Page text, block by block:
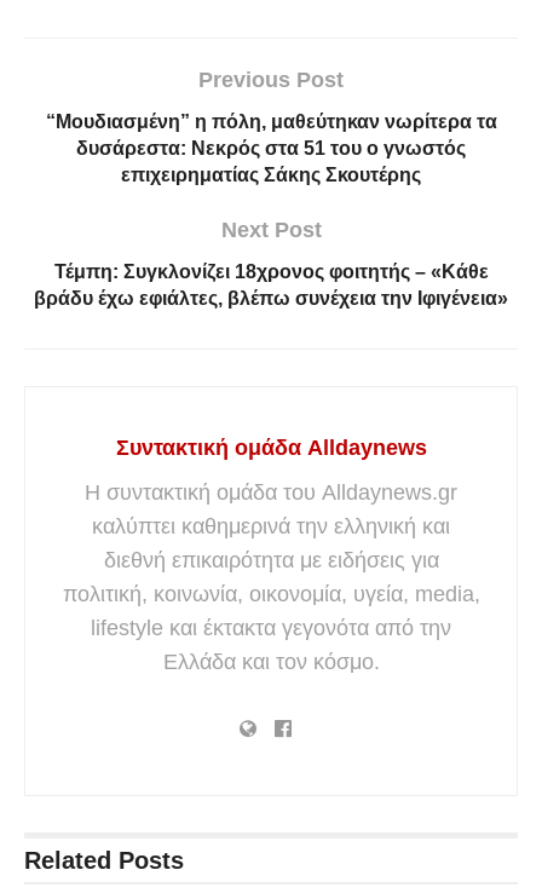
Previous Post
“Μουδιασμένη” η πόλη, μαθεύτηκαν νωρίτερα τα
δυσάρεστα: Νεκρός στα 51 του ο γνωστός
επιχειρηματίας Σάκης Σκουτέρης
Next Post
Τέμπη: Συγκλονίζει 18χρονος φοιτητής – «Κάθε
βράδυ έχω εφιάλτες, βλέπω συνέχεια την Ιφιγένεια»
Συντακτική ομάδα Alldaynews
Η συντακτική ομάδα του Alldaynews.gr
καλύπτει καθημερινά την ελληνική και
διεθνή επικαιρότητα με ειδήσεις για
πολιτική, κοινωνία, οικονομία, υγεία, media,
lifestyle και έκτακτα γεγονότα από την
Ελλάδα και τον κόσμο.
Related Posts